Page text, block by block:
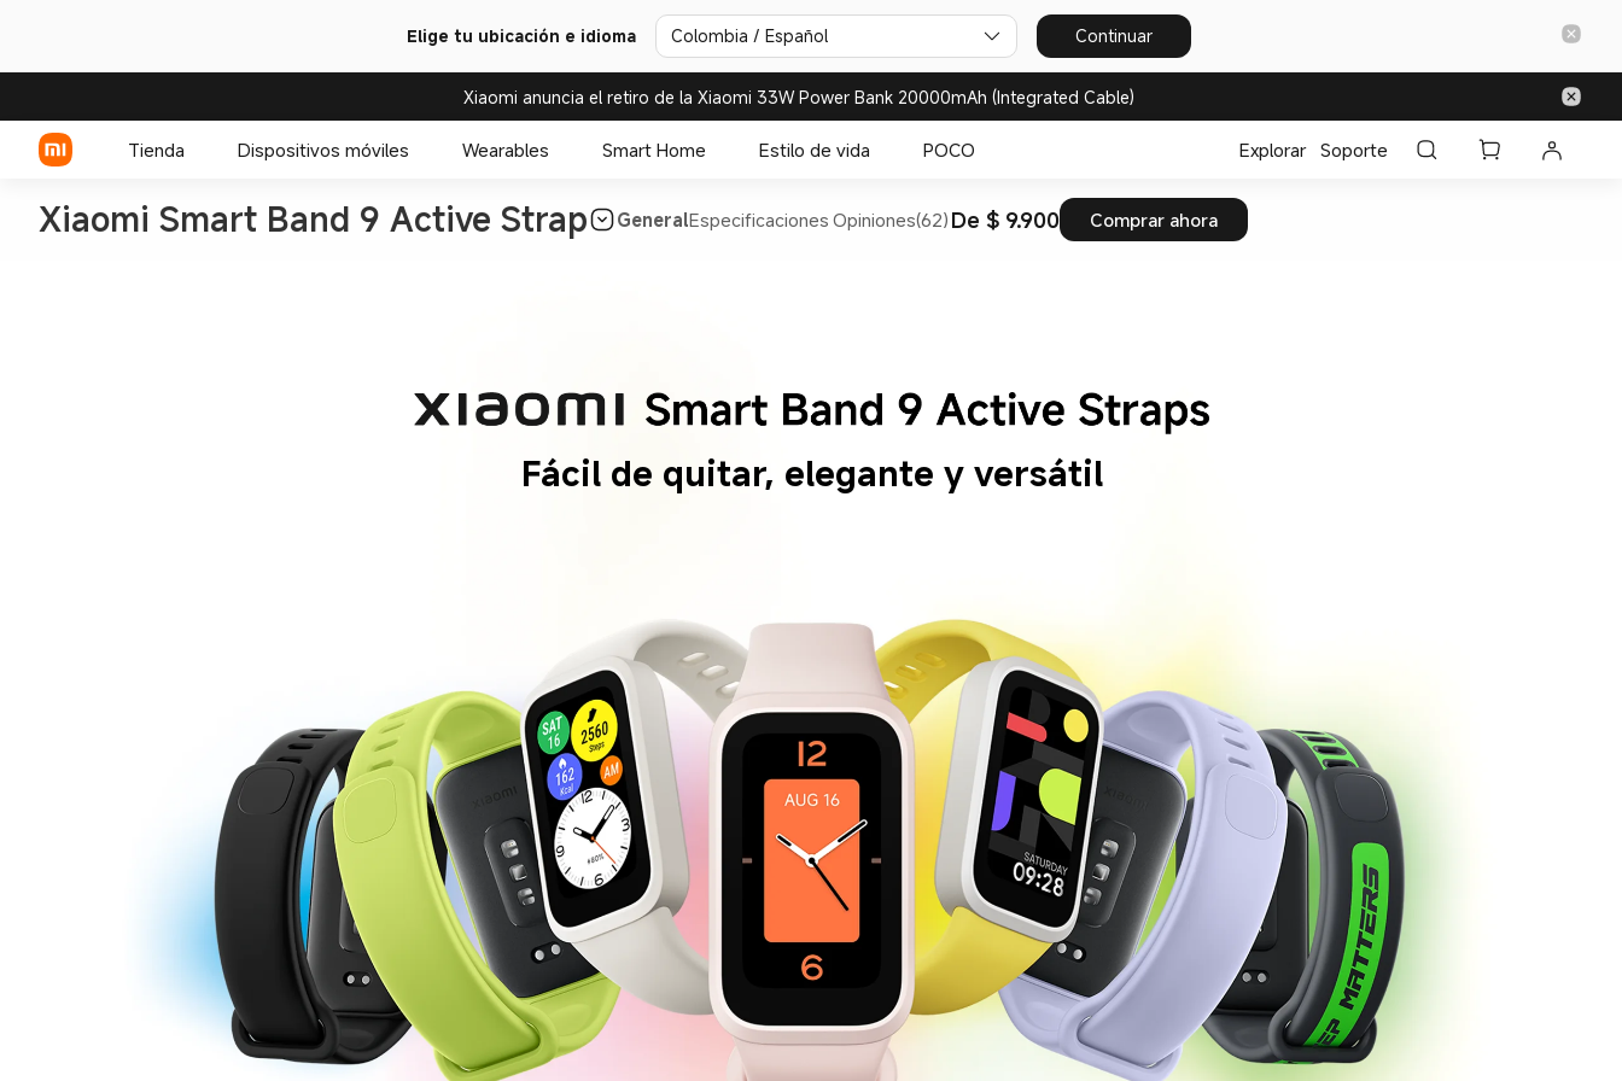
Elige tu ubicación e idioma Colombia / Español Continuar
Xiaomi anuncia el retiro de la Xiaomi 33W Power Bank 20000mAh (Integrated Cable)
Tienda Dispositivos móviles Wearables Smart Home Estilo de vida POCO Explorar Soporte
Xiaomi Smart Band 9 Active Strap GeneralEspecificaciones Opiniones(62) De $ 9.900 Comprar ahora
Fácil de quitar, elegante y versátil